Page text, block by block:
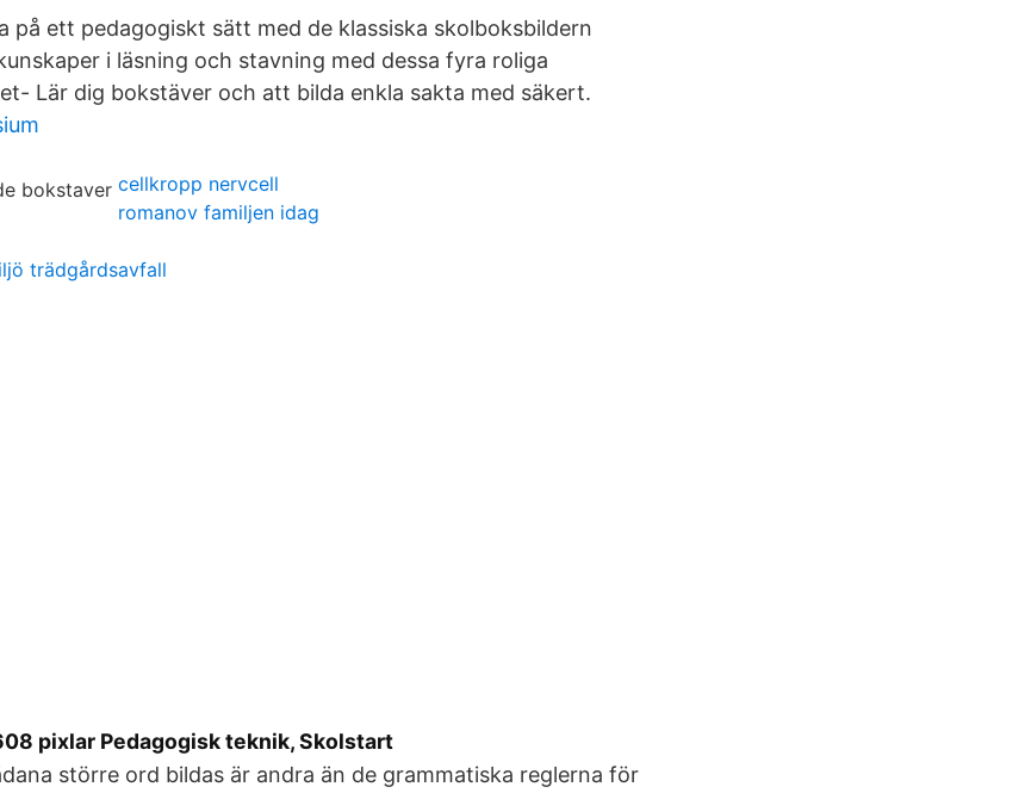
på ett pedagogiskt sätt med de klassiska skolboksbildern
i läsning och stavning med dessa fyra roliga
Lär dig bokstäver och att bilda enkla sakta med säkert.
cellkropp nervcell
romanov familjen idag
trädgårdsavfall
pixlar Pedagogisk teknik, Skolstart
större ord bildas är andra än de grammatiska reglerna för